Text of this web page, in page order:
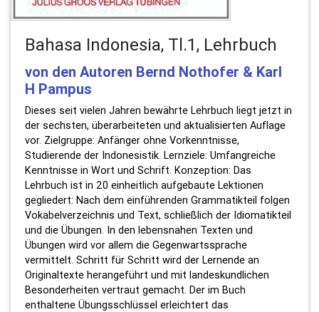
Bahasa Indonesia, Tl.1, Lehrbuch
von den Autoren Bernd Nothofer & Karl
H Pampus
Dieses seit vielen Jahren bewährte Lehrbuch liegt jetzt in
der sechsten, überarbeiteten und aktualisierten Auflage
vor. Zielgruppe: Anfänger ohne Vorkenntnisse,
Studierende der Indonesistik. Lernziele: Umfangreiche
Kenntnisse in Wort und Schrift. Konzeption: Das
Lehrbuch ist in 20 einheitlich aufgebaute Lektionen
gegliedert: Nach dem einführenden Grammatikteil folgen
Vokabelverzeichnis und Text, schließlich der Idiomatikteil
und die Übungen. In den lebensnahen Texten und
Übungen wird vor allem die Gegenwartssprache
vermittelt. Schritt für Schritt wird der Lernende an
Originaltexte herangeführt und mit landeskundlichen
Besonderheiten vertraut gemacht. Der im Buch
enthaltene Übungsschlüssel erleichtert das